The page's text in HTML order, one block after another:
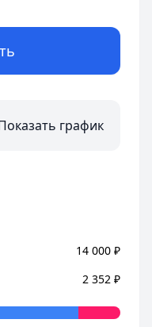
график
14 000 ₽
2 352 ₽